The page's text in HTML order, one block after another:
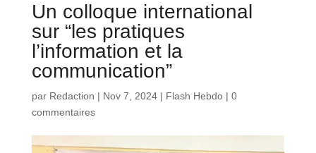
Un colloque international
sur “les pratiques
l’information et la
communication”
par Redaction | Nov 7, 2024| Flash Hebdo| 0
commentaires